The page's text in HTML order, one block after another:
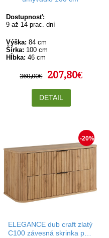
Dostupnosť:
9 až 14 prac. dní
Výška: 84 cm
Šírka: 100 cm
Hĺbka: 46 cm
260,00€ 207,80€
DETAIL
-20%
ELEGANCE dub craft zlatý
C100 závesná skrinka pod